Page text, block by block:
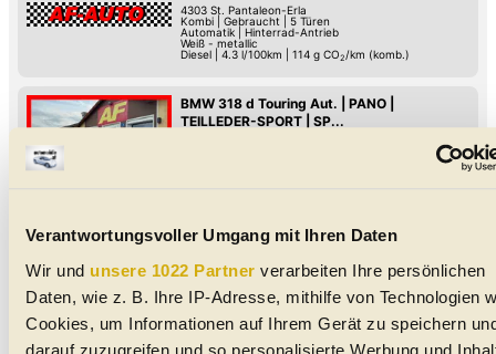
Verantwortungsvoller Umgang mit Ihren Daten
Wir und unsere 1022 Partner verarbeiten Ihre persönlichen
Daten, wie z. B. Ihre IP-Adresse, mithilfe von Technologien
Cookies, um Informationen auf Ihrem Gerät zu speichern
darauf zuzugreifen und so personalisierte Werbung und
4303 St. Pantaleon-Erla
Kombi| Gebraucht
5 Türen
Automatik| Hinterrad-Antrieb
Weiß - metallic
Diesel
4.3 l/100km 114 g CO2 /km (komb.)
BMW 318 d Touring Aut. | PANO |
TEILLEDER-SPORT | SP...
Kombi|Gebraucht| 5 Türen
Automatik|Hinterrad-Antrieb
Diesel |4 l/100km
BMW 2er Active Tourer d | M-PAKET |
SHADOWLINE | AUT | VIRTUAL | CAM ...